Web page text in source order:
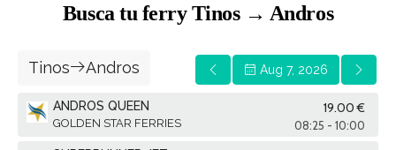
Busca tu ferry Tinos → Andros